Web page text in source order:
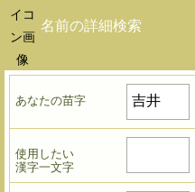
名前の詳細検索
あなたの苗字
使用したい
漢字一文字